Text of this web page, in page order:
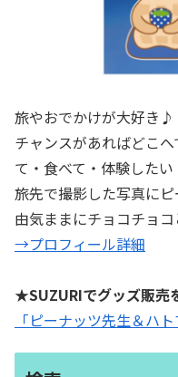
旅やおでかけが大好き♪
チャンスがあればどこ
て・食べて・体験したい
旅先で撮影した写真に
由気ままにチョコチョコ
→プロフィール詳細
★SUZURIでグッズ販売
「ピーナッツ先生＆ハト